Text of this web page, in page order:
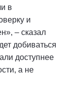
в
и
– сказал
добиваться
доступнее
а не